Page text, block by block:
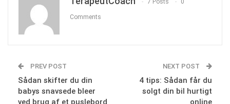
7 Posts 0
Comments
PREV POST
Sådan skifter du din
babys snavsede bleer
ved brug af et puslebord
NEXT POST
4 tips: Sådan får du
solgt din bil hurtigt
online